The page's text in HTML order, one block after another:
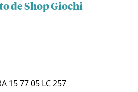
de Shop Giochi
15 77 05 LC 257